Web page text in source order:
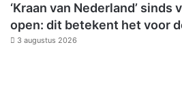
‘Kraan van Nederland’ sinds
open: dit betekent het voor
3 augustus 2026